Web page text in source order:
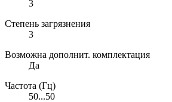
3
Степень загрязнения
3
Возможна дополнит. комплектация
Да
Частота (Гц)
50...50